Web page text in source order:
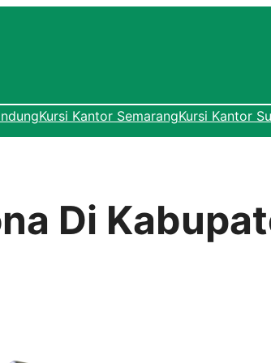
Kursi Kantor SemarangKursi Kantor
Di